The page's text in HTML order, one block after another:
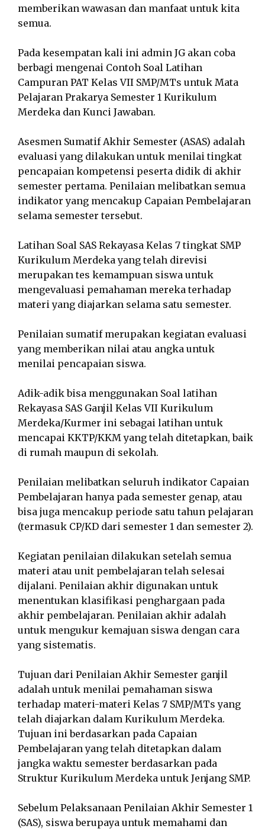
memberikan wawasan dan manfaat untuk kita
semua.
Pada kesempatan kali ini admin JG akan coba
berbagi mengenai Contoh Soal Latihan
Campuran PAT Kelas VII SMP/MTs untuk Mata
Pelajaran Prakarya Semester 1 Kurikulum
Merdeka dan Kunci Jawaban.
Asesmen Sumatif Akhir Semester (ASAS) adalah
evaluasi yang dilakukan untuk menilai tingkat
pencapaian kompetensi peserta didik di akhir
semester pertama. Penilaian melibatkan semua
indikator yang mencakup Capaian Pembelajaran
selama semester tersebut.
Latihan Soal SAS Rekayasa Kelas 7 tingkat SMP
Kurikulum Merdeka yang telah direvisi
merupakan tes kemampuan siswa untuk
mengevaluasi pemahaman mereka terhadap
materi yang diajarkan selama satu semester.
Penilaian sumatif merupakan kegiatan evaluasi
yang memberikan nilai atau angka untuk
menilai pencapaian siswa.
Adik-adik bisa menggunakan Soal latihan
Rekayasa SAS Ganjil Kelas VII Kurikulum
Merdeka/Kurmer ini sebagai latihan untuk
mencapai KKTP/KKM yang telah ditetapkan, baik
di rumah maupun di sekolah.
Penilaian melibatkan seluruh indikator Capaian
Pembelajaran hanya pada semester genap, atau
bisa juga mencakup periode satu tahun pelajaran
(termasuk CP/KD dari semester 1 dan semester 2).
Kegiatan penilaian dilakukan setelah semua
materi atau unit pembelajaran telah selesai
dijalani. Penilaian akhir digunakan untuk
menentukan klasifikasi penghargaan pada
akhir pembelajaran. Penilaian akhir adalah
untuk mengukur kemajuan siswa dengan cara
yang sistematis.
Tujuan dari Penilaian Akhir Semester ganjil
adalah untuk menilai pemahaman siswa
terhadap materi-materi Kelas 7 SMP/MTs yang
telah diajarkan dalam Kurikulum Merdeka.
Tujuan ini berdasarkan pada Capaian
Pembelajaran yang telah ditetapkan dalam
jangka waktu semester berdasarkan pada
Struktur Kurikulum Merdeka untuk Jenjang SMP.
Sebelum Pelaksanaan Penilaian Akhir Semester 1
(SAS), siswa berupaya untuk memahami dan